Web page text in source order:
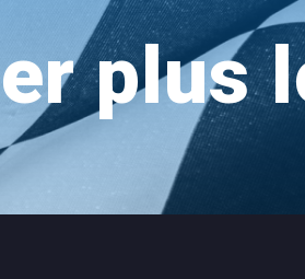
plus